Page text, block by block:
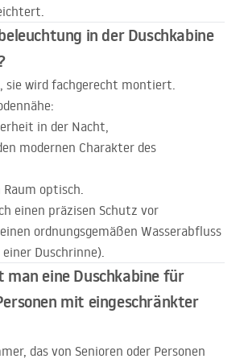
in der Duschkabine
sie wird fachgerecht montiert.
in der Nacht,
modernen Charakter des
optisch.
einen präzisen Schutz vor
ordnungsgemäßen Wasserabfluss
Duschrinne).
man eine Duschkabine für
mit eingeschränkter
das von Senioren oder Personen